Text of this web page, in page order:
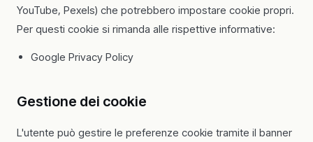
YouTube, Pexels) che potrebbero impostare cookie propri.
Per questi cookie si rimanda alle rispettive informative:
Google Privacy Policy
Gestione dei cookie
L'utente può gestire le preferenze cookie tramite il banner